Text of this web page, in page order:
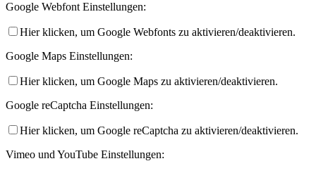
Google Webfont Einstellungen:
Hier klicken, um Google Webfonts zu aktivieren/deaktivieren.
Google Maps Einstellungen:
Hier klicken, um Google Maps zu aktivieren/deaktivieren.
Google reCaptcha Einstellungen:
Hier klicken, um Google reCaptcha zu aktivieren/deaktivieren.
Vimeo und YouTube Einstellungen: